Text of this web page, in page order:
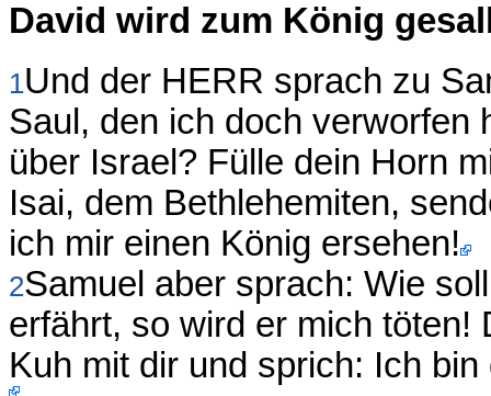
David wird zum König
1Und der HERR sprach zu
Saul, den ich doch verworfen
über Israel? Fülle dein Horn
Isai, dem Bethlehemiten,
ich mir einen König ersehen!
2Samuel aber sprach: Wie
erfährt, so wird er mich
Kuh mit dir und sprich: Ich